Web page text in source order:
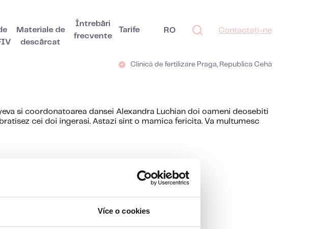
Více o cookies
Materiale de
descărcat
Întrebări
frecvente
Tarife RO Contactați-ne
Clinică de fertilizare Praga, Republica Cehă
si coordonatoarea dansei Alexandra Luchian doi oameni deosebiti
cei doi ingerasi. Astazi sint o mamica fericita. Va multumesc